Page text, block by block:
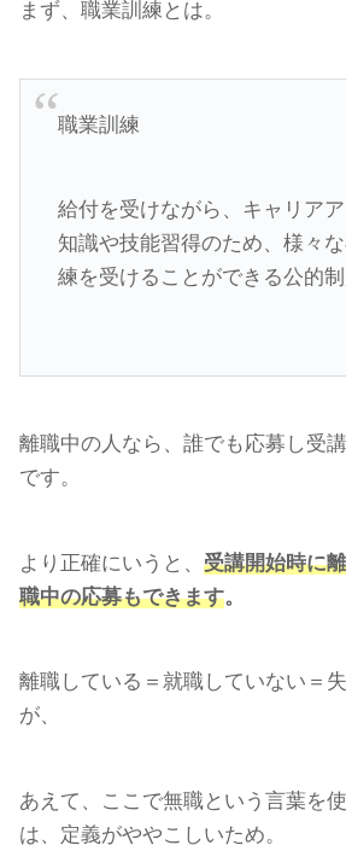
まず、職業訓練とは。
職業訓練
給付を受けながら、キャリア
知識や技能習得のため、様々
練を受けることができる公的
離職中の人なら、誰でも応募し受
です。
より正確にいうと、 受講開始時に
職中の応募もできます。
離職している＝就職していない＝
が、
あえて、ここで無職という言葉を
は、定義がややこしいため。